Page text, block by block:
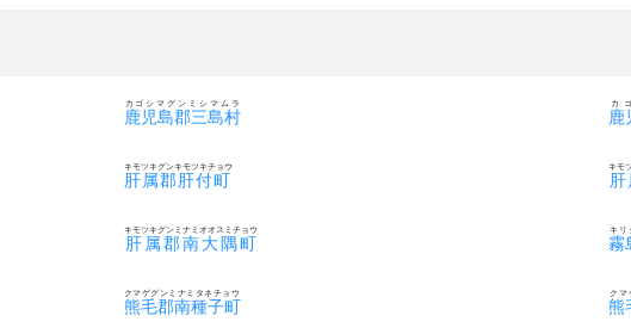
鹿児島郡三島村
カゴシマグンミシマムラ
鹿
カ
肝属郡肝付町
キモツキグンキモツキチョウ キモ
肝属郡南大隅町
キモツキグンミナミオオスミチョウ
霧
キリ
熊毛郡南種子町
クマゲグンミナミタネチョウ
熊
クマ